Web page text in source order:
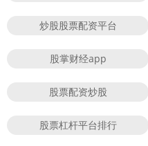
炒股股票配资平台
股掌财经app
股票配资炒股
股票杠杆平台排行